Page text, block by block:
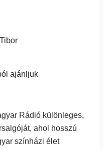
ajánljuk
Rádió különleges,
ahol hosszú
színházi élet